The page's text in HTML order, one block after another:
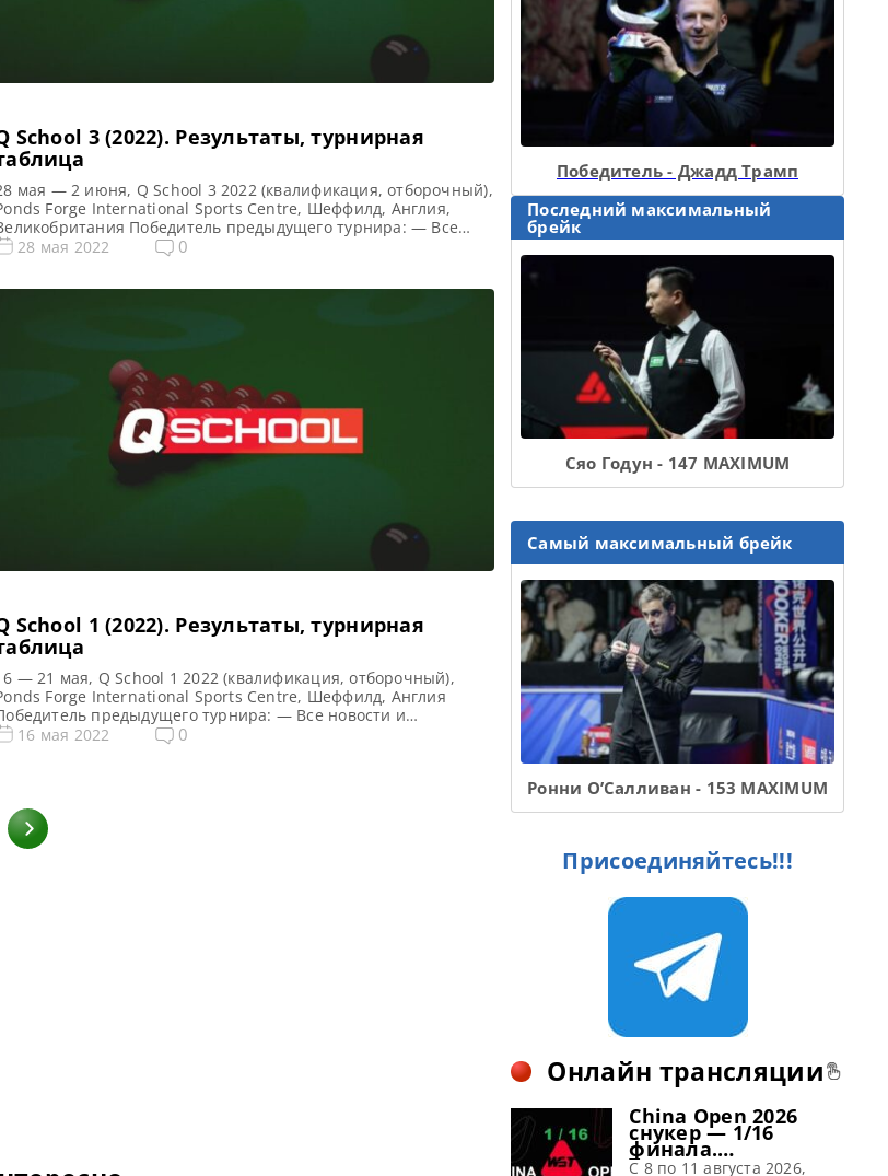
School 3 (2022). Результаты, турнирная
мая — 2 июня, Q School 3 2022 (квалификация, отборочный),
Forge International Sports Centre, Шеффилд, Англия,
Победитель предыдущего турнира: — Все
и результаты Q School 2022 Призовой фонд Q School 3
28 мая 2022 0
School 1 (2022). Результаты, турнирная
— 21 мая, Q School 1 2022 (квалификация, отборочный),
Forge International Sports Centre, Шеффилд, Англия
предыдущего турнира: — Все новости и
Q School 2022 Призовой фонд Q School 1 2022 по
16 мая 2022 0
Победитель - Джадд Трамп
Последний максимальный
брейк
Сяо Годун - 147 MAXIMUM
Самый максимальный брейк
Ронни О’Салливан - 153 MAXIMUM
Присоединяйтесь!!!
Онлайн трансляции
China Open 2026
снукер — 1/16
финала.
Трансляции
C 8 по 11 августа 2026,